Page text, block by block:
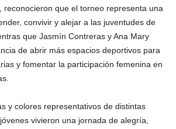
reconocieron que el torneo representa una
convivir y alejar a las juventudes de
que Jasmín Contreras y Ana Mary
de abrir más espacios deportivos para
y fomentar la participación femenina en
y colores representativos de distintas
vivieron una jornada de alegría,